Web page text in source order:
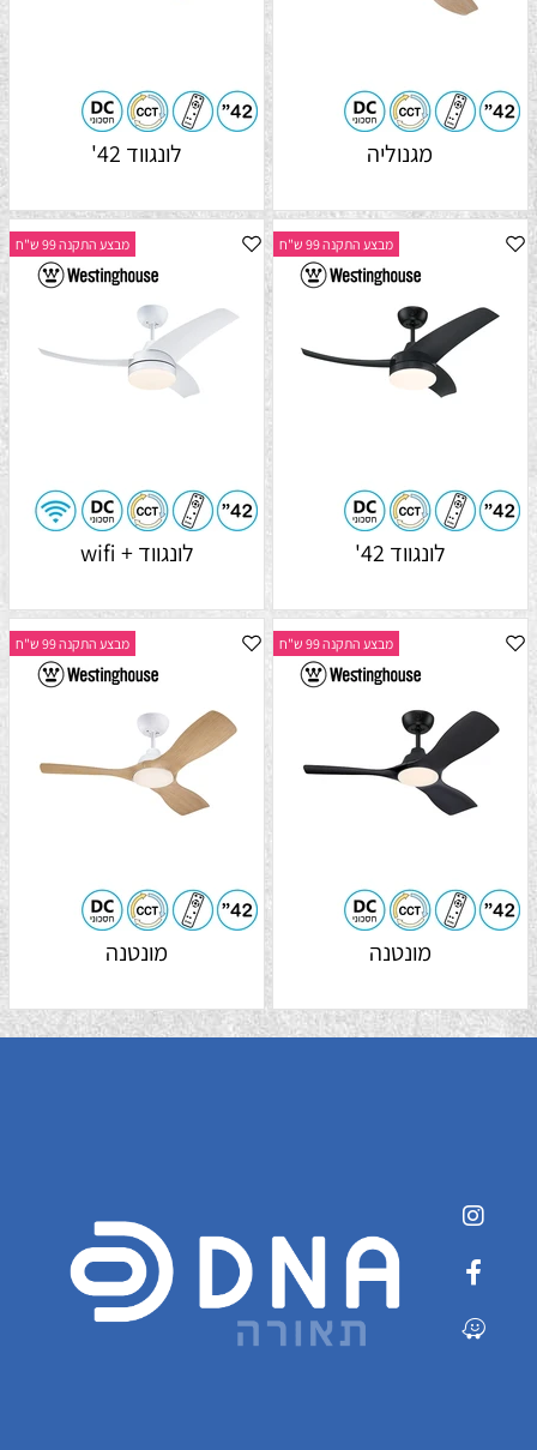
מגנוליה לונגווד 42'
מבצע התקנה 99 ש"ח
לונגווד 42'
מבצע התקנה 99 ש"ח
לונגווד + wifi
מבצע התקנה 99 ש"ח
מונטנה
מבצע התקנה 99 ש"ח
מונטנה